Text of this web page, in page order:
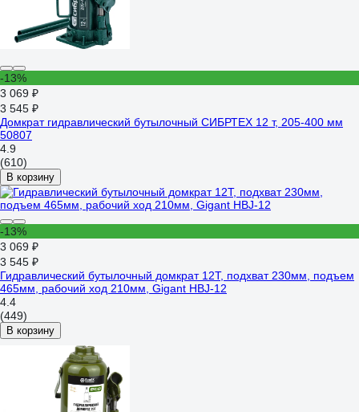
-13%
3 069 ₽
3 545 ₽
Домкрат гидравлический бутылочный СИБРТЕХ 12 т, 205-400 мм
50807
4.9
(610)
В корзину
-13%
3 069 ₽
3 545 ₽
Гидравлический бутылочный домкрат 12Т, подхват 230мм, подъем
465мм, рабочий ход 210мм, Gigant HBJ-12
4.4
(449)
В корзину